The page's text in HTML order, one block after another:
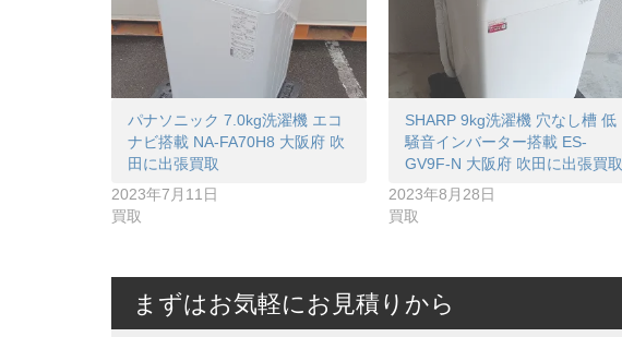
パナソニック 7.0kg洗濯機 エコ
ナビ搭載 NA-FA70H8 大阪府 吹
田に出張買取
2023年7月11日
買取
SHARP 9kg洗濯機 穴なし槽 低
騒音インバーター搭載 ES-
GV9F-N 大阪府 吹田に出張買取
2023年8月28日
買取
まずはお気軽にお見積りから